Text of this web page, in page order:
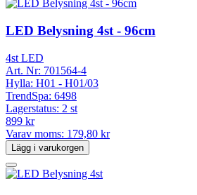
LED Belysning 4st - 96cm
4st LED
Art. Nr: 701564-4
Hylla: H01 - H01/03
TrendSpa: 6498
Lagerstatus: 2 st
899 kr
Varav moms: 179,80 kr
Lägg i varukorgen